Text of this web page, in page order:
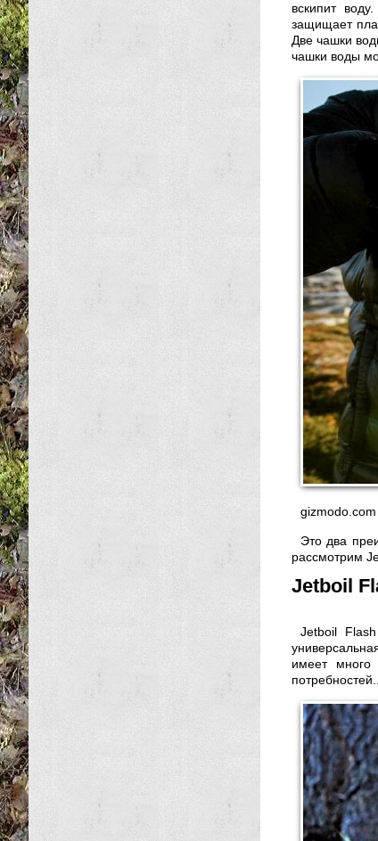
вскипит
защищает
Две чашки
чашки воды
gizmodo.com
Это два
рассмотрим
Jetboil
Jetboil
имеет много
потребностей..